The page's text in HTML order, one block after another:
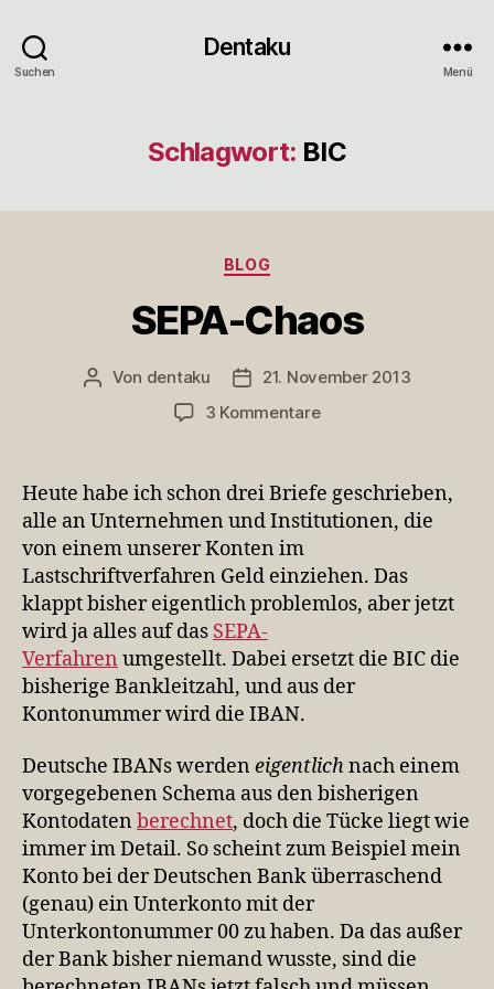
Suchen
Dentaku
Menü
Schlagwort: BIC
Kategorien
BLOG
SEPA-Chaos
Beitragsautor
Von dentaku Veröffentlichungsdatum
21. November 2013
3 Kommentarezu
Heute habe ich schon drei Briefe geschrieben,
alle an Unternehmen und Institutionen, die
von einem unserer Konten im
Lastschriftverfahren Geld einziehen. Das
klappt bisher eigentlich problemlos, aber jetzt
wird ja alles auf das SEPA-
Verfahren umgestellt. Dabei ersetzt die BIC die
bisherige Bankleitzahl, und aus der
Kontonummer wird die IBAN.
Deutsche IBANs werden eigentlichnach einem
vorgegebenen Schema aus den bisherigen
Kontodaten berechnet, doch die Tücke liegt wie
immer im Detail. So scheint zum Beispiel mein
Konto bei der Deutschen Bank überraschend
(genau) ein Unterkonto mit der
Unterkontonummer 00 zu haben. Da das außer
der Bank bisher niemand wusste, sind die